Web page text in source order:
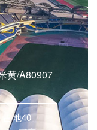
黄/A80907
占地40